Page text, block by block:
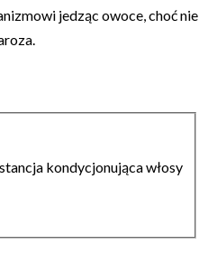
jedząc owoce, choć nie
kondycjonująca włosy